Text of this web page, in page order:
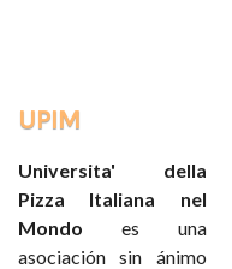
UPIM
Universita' della
Pizza Italiana nel
Mondo es una
asociación sin ánimo